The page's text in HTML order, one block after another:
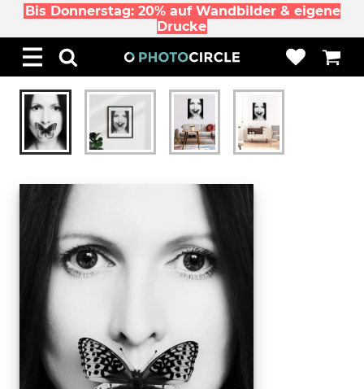
Bis Donnerstag: 20% auf Wandbilder & eigene
Drucke